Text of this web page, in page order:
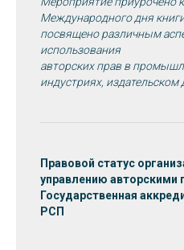
Международного дня
посвящено различным
использования
авторских прав в
индустриях, издательском
Правовой статус
управлению авторскими
Государственная
РСП